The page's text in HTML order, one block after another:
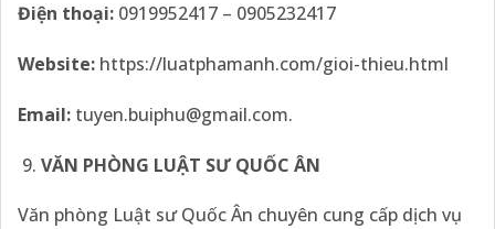
Điện thoại: 0919952417 – 0905232417
Website: https://luatphamanh.com/gioi-thieu.html
Email: tuyen.buiphu@gmail.com.
VĂN PHÒNG LUẬT SƯ QUỐC ÂN
Văn phòng Luật sư Quốc Ân chuyên cung cấp dịch vụ